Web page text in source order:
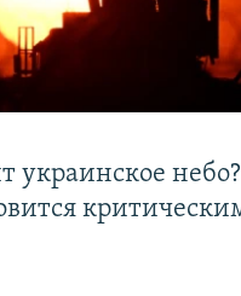
украинское